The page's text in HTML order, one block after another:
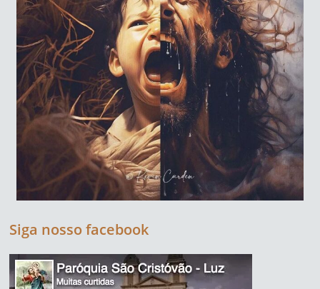
Siga nosso facebook